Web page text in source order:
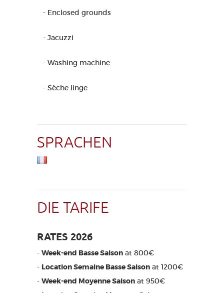
- Enclosed grounds
- Jacuzzi
- Washing machine
- Sèche linge
SPRACHEN
DIE TARIFE
RATES 2026
- Week-end Basse Saison at 800€
- Location Semaine Basse Saison at 1200€
- Week-end Moyenne Saison at 950€